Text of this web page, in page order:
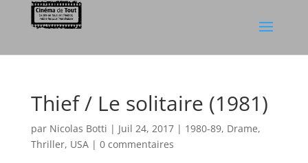
Thief / Le solitaire (1981)
par Nicolas Botti | Juil 24, 2017| 1980-89, Drame,
Thriller, USA| 0 commentaires